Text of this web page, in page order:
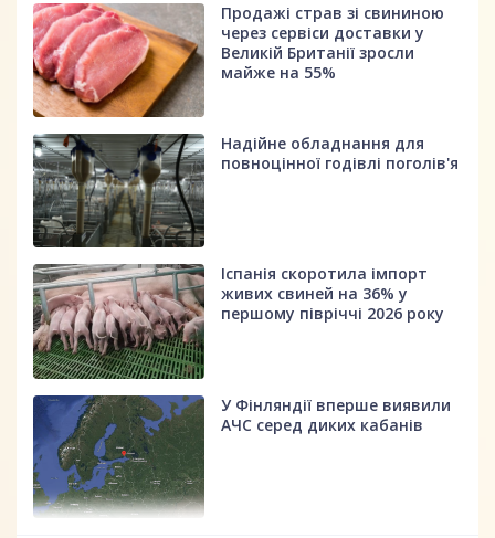
Продажі страв зі свининою
через сервіси доставки у
Великій Британії зросли
майже на 55%
Надійне обладнання для
повноцінної годівлі поголів'я
Іспанія скоротила імпорт
живих свиней на 36% у
першому півріччі 2026 року
У Фінляндії вперше виявили
АЧС серед диких кабанів